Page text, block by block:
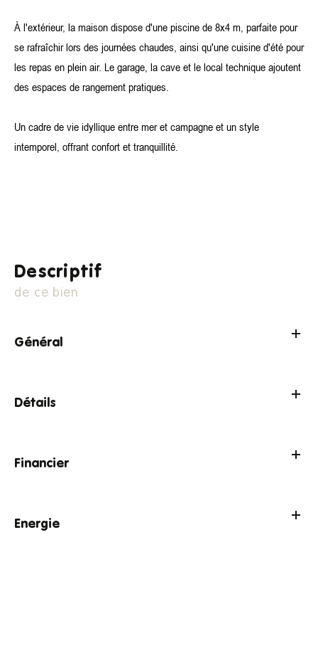
À l'extérieur, la maison dispose d'une piscine de 8x4 m, parfaite pour
se rafraîchir lors des journées chaudes, ainsi qu'une cuisine d'été pour
les repas en plein air. Le garage, la cave et le local technique ajoutent
des espaces de rangement pratiques.
Un cadre de vie idyllique entre mer et campagne et un style
intemporel, offrant confort et tranquillité.
descriptif
de ce bien
Général
Détails
Financier
Energie